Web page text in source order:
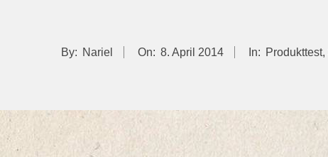
By: Nariel On: 8. April 2014 In: Produkttest,